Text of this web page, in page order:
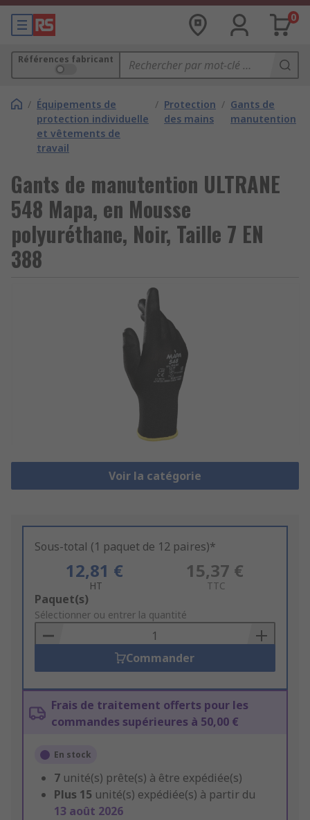
0
Références fabricant
/ Équipements de
protection individuelle
et vêtements de
travail
/ Protection
des mains
/ Gants de
manutention
Gants de manutention ULTRANE
548 Mapa, en Mousse
polyuréthane, Noir, Taille 7 EN
388
Voir la catégorie
Sous-total (1 paquet de 12 paires)*
12,81 €
HT
15,37 €
TTC
Add
to
Basket
Paquet(s)
Sélectionner ou entrer la quantité
Commander
Frais de traitement offerts pour les
commandes supérieures à 50,00 €
En stock
7 unité(s) prête(s) à être expédiée(s)
Plus 15 unité(s) expédiée(s) à partir du
13 août 2026